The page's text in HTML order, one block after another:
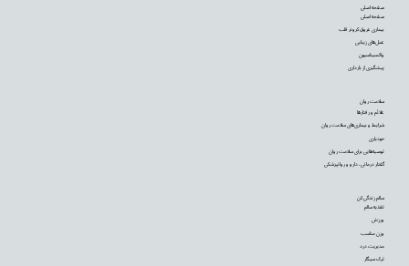
سالم زندگی کن
تغذیه سالم
ورزش
وزن مناسب
مدیریت درد
ترک سیگار
سلامت روان
علائم و رفتارها
شرایط و بیماری‌های سلامت روان
خودیاری
توصیه‌‌هایی برای سلامت روان
گفتار درمانی، دارو و روانپزشکی
صفحه اصلی
صفحه اصلی
بیماری عروق کرونر قلب
عمل‌های زیبایی
واکسیناسیون
پیشگیری از بارداری